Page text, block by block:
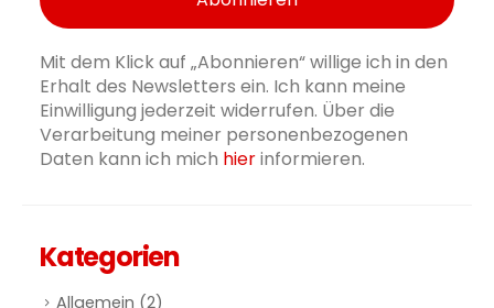
Mit dem Klick auf „Abonnieren“ willige ich in den
Erhalt des Newsletters ein. Ich kann meine
Einwilligung jederzeit widerrufen. Über die
Verarbeitung meiner personenbezogenen
Daten kann ich mich hierinformieren.
Kategorien
Allgemein (2)